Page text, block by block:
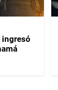
ingresó